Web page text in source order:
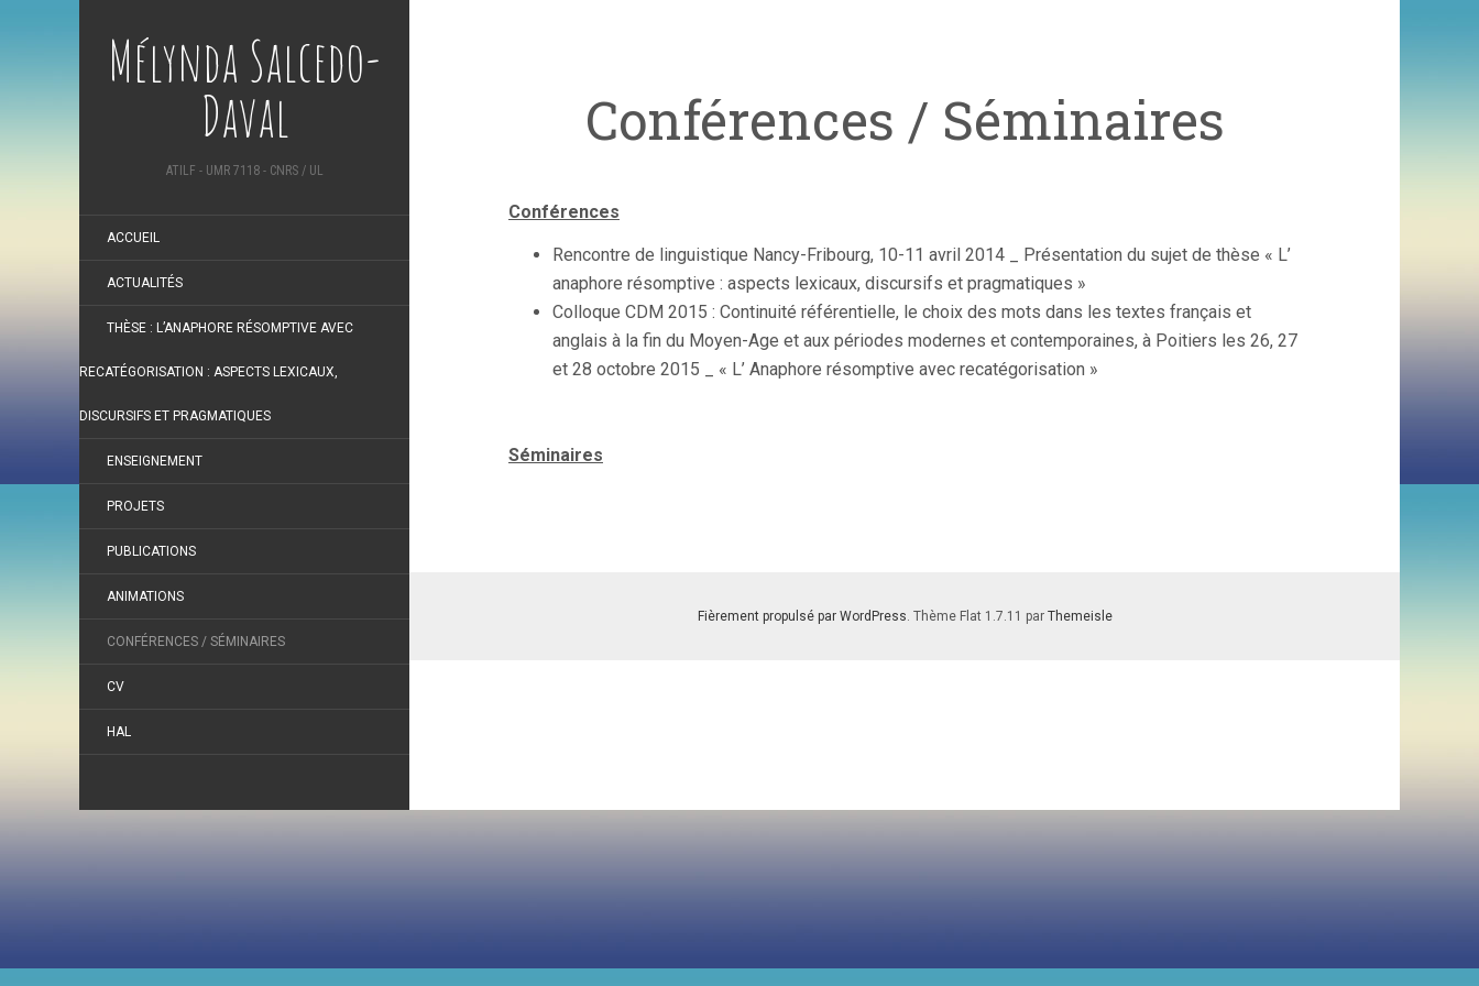
Mélynda Salcedo-
Daval
ATILF - UMR 7118 - CNRS / UL
ACCUEIL
ACTUALITÉS
THÈSE : L’ANAPHORE RÉSOMPTIVE AVEC
RECATÉGORISATION : ASPECTS LEXICAUX,
DISCURSIFS ET PRAGMATIQUES
ENSEIGNEMENT
PROJETS
PUBLICATIONS
ANIMATIONS
CONFÉRENCES / SÉMINAIRES
CV
HAL
Conférences / Séminaires
Conférences
Rencontre de linguistique Nancy-Fribourg, 10-11 avril 2014 _ Présentation du sujet de thèse « L’
anaphore résomptive : aspects lexicaux, discursifs et pragmatiques »
Colloque CDM 2015 : Continuité référentielle, le choix des mots dans les textes français et
anglais à la fin du Moyen-Age et aux périodes modernes et contemporaines, à Poitiers les 26, 27
et 28 octobre 2015 _ « L’ Anaphore résomptive avec recatégorisation »
Séminaires
Fièrement propulsé par WordPress. Thème Flat 1.7.11 par Themeisle